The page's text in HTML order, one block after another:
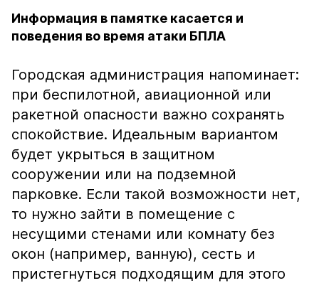
Информация в памятке касается и
поведения во время атаки БПЛА
Городская администрация напоминает:
при беспилотной, авиационной или
ракетной опасности важно сохранять
спокойствие. Идеальным вариантом
будет укрыться в защитном
сооружении или на подземной
парковке. Если такой возможности нет,
то нужно зайти в помещение с
несущими стенами или комнату без
окон (например, ванную), сесть и
пристегнуться подходящим для этого